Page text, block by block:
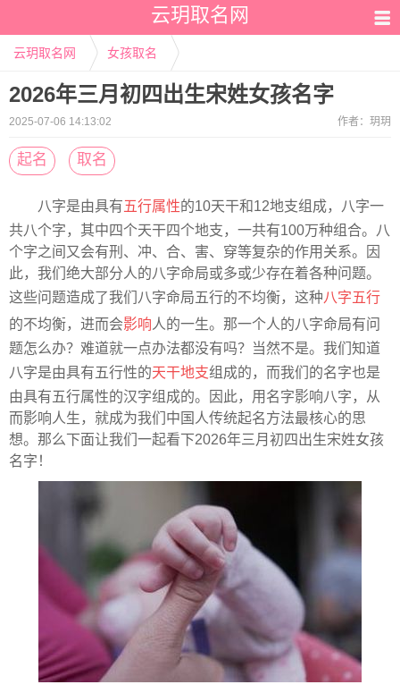
云玥取名网
云玥取名网 女孩取名
2026年三月初四出生宋姓女孩名字
2025-07-06 14:13:02 作者： 玥玥
起名 取名
八字是由具有五行属性的10天干和12地支组成，八字一
共八个字，其中四个天干四个地支，一共有100万种组合。八
个字之间又会有刑、冲、合、害、穿等复杂的作用关系。因
此，我们绝大部分人的八字命局或多或少存在着各种问题。
这些问题造成了我们八字命局五行的不均衡，这种八字五行
的不均衡，进而会影响人的一生。那一个人的八字命局有问
题怎么办？难道就一点办法都没有吗？当然不是。我们知道
八字是由具有五行性的天干地支组成的，而我们的名字也是
由具有五行属性的汉字组成的。因此，用名字影响八字，从
而影响人生，就成为我们中国人传统起名方法最核心的思
想。那么下面让我们一起看下2026年三月初四出生宋姓女孩
名字！